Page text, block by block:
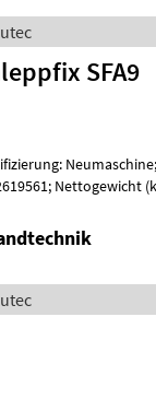
SFA9
Neumaschine;
Nettogewicht